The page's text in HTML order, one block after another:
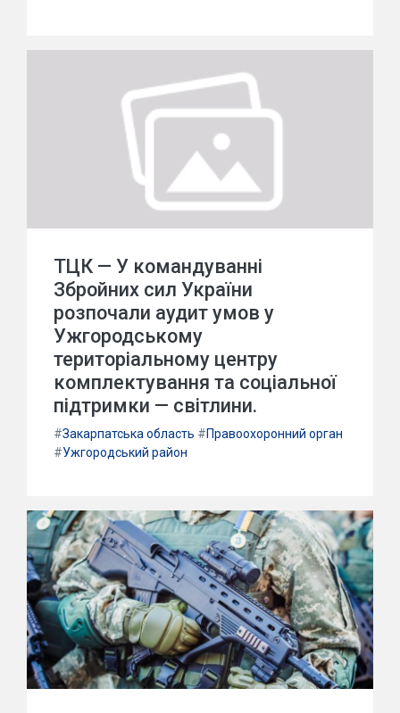
ТЦК — У командуванні
Збройних сил України
розпочали аудит умов у
Ужгородському
територіальному центру
комплектування та соціальної
підтримки — світлини.
#Закарпатська область #Правоохоронний орган
#Ужгородський район